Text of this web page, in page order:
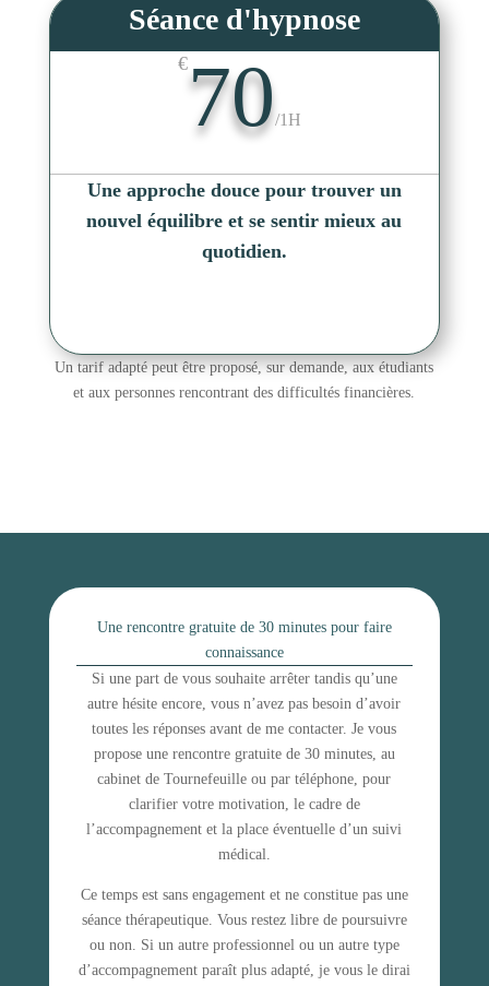
Séance d'hypnose
€70/1H
Une approche douce pour trouver un
nouvel équilibre et se sentir mieux au
quotidien.
Un tarif adapté peut être proposé, sur demande, aux étudiants
et aux personnes rencontrant des difficultés financières.
Une rencontre gratuite de 30 minutes pour faire
connaissance
Si une part de vous souhaite arrêter tandis qu’une
autre hésite encore, vous n’avez pas besoin d’avoir
toutes les réponses avant de me contacter. Je vous
propose une rencontre gratuite de 30 minutes, au
cabinet de Tournefeuille ou par téléphone, pour
clarifier votre motivation, le cadre de
l’accompagnement et la place éventuelle d’un suivi
médical.
Ce temps est sans engagement et ne constitue pas une
séance thérapeutique. Vous restez libre de poursuivre
ou non. Si un autre professionnel ou un autre type
d’accompagnement paraît plus adapté, je vous le dirai